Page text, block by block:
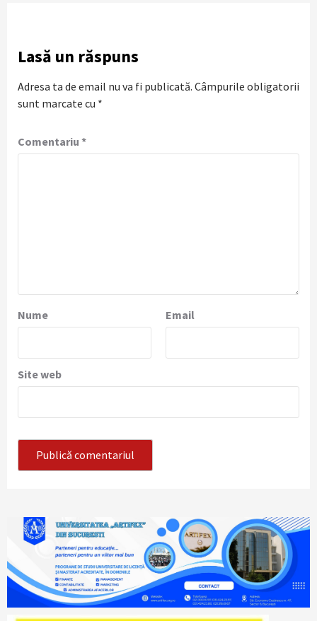
Lasă un răspuns
Adresa ta de email nu va fi publicată. Câmpurile obligatorii
sunt marcate cu *
Comentariu *
Nume Email
Site web